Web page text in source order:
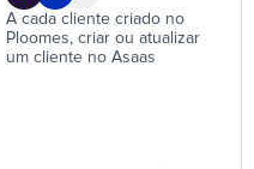
A cada cliente criado no
Ploomes, criar ou atualizar
um cliente no Asaas